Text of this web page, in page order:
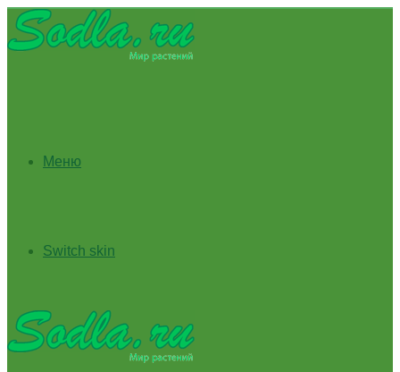
Меню
Switch skin